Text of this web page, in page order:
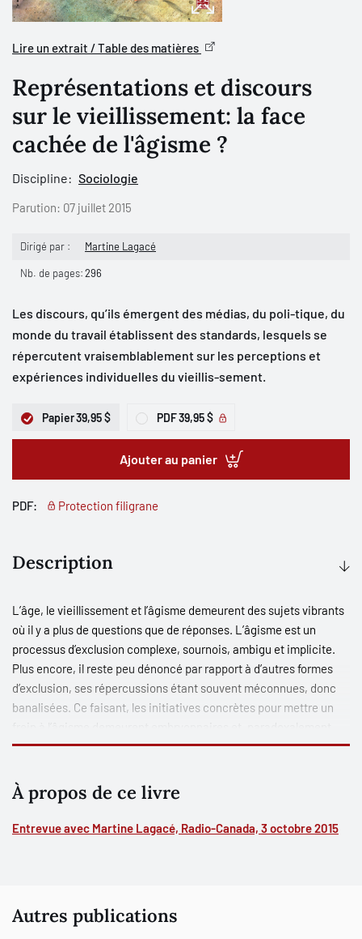
Lire un extrait / Table des matières
Représentations et discours
sur le vieillissement: la face
cachée de l'âgisme ?
Discipline: Sociologie
Parution: 07 juillet 2015
Dirigé par : Martine Lagacé
Nb. de pages:296
Les discours, qu’ils émergent des médias, du poli-tique, du
monde du travail établissent des standards, lesquels se
répercutent vraisemblablement sur les perceptions et
expériences individuelles du vieillis-sement.
Papier39,95 $ PDF39,95 $
Ajouter au panier
PDF: Protection filigrane
Description
L’âge, le vieillissement et l’âgisme demeurent des sujets vibrants
où il y a plus de questions que de réponses. L’âgisme est un
processus d’exclusion complexe, sournois, ambigu et implicite.
Plus encore, il reste peu dénoncé par rapport à d’autres formes
d’exclusion, ses répercussions étant souvent méconnues, donc
banalisées. Ce faisant, les initiatives concrètes pour mettre un
contribuent parfois même à le renforcer à travers des
donc essentiel de poursuivre la réflexion sur les racines
profondes de l’âgisme, de comprendre comment ce processus
d’exclusion se manifeste, comment il se ramifie et se répercute
représentations et les discours sociaux véhiculés sur le
À propos de ce livre
Entrevue avec Martine Lagacé, Radio-Canada, 3 octobre 2015
Autres publications